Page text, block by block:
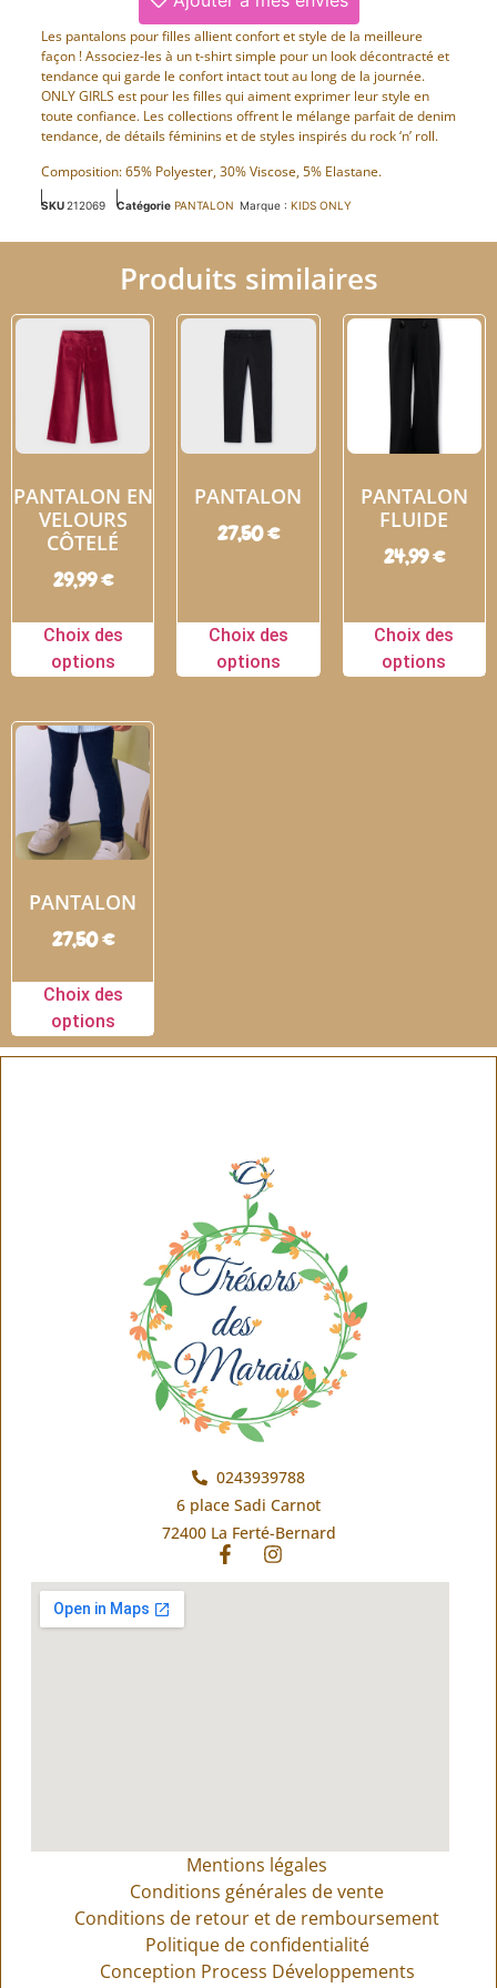
Les pantalons pour filles allient confort et style de la meilleure
façon ! Associez-les à un t-shirt simple pour un look décontracté et
tendance qui garde le confort intact tout au long de la journée.
ONLY GIRLS est pour les filles qui aiment exprimer leur style en
toute confiance. Les collections offrent le mélange parfait de denim
tendance, de détails féminins et de styles inspirés du rock ‘n’ roll.
Composition: 65% Polyester, 30% Viscose, 5% Elastane.
SKU212069 Catégorie PANTALON Marque : KIDS ONLY
Produits similaires
PANTALON EN
VELOURS
CÔTELÉ
29,99€
Choix des
options
PANTALON
27,50€
Choix des
options
PANTALON
FLUIDE
24,99€
Choix des
options
PANTALON
27,50€
Choix des
options
0243939788
6 place Sadi Carnot
72400 La Ferté-Bernard
Mentions légales
Conditions générales de vente
Conditions de retour et de remboursement
Politique de confidentialité
Conception Process Développements